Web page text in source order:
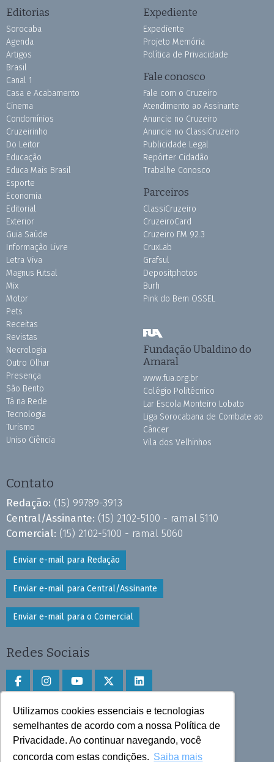
Utilizamos cookies essenciais e tecnologias
semelhantes de acordo com a nossa Política de
Privacidade. Ao continuar navegando, você
concorda com estas condições. Saiba mais
Editorias
Sorocaba
Agenda
Artigos
Brasil
Canal 1
Casa e Acabamento
Cinema
Condomínios
Cruzeirinho
Do Leitor
Educação
Educa Mais Brasil
Esporte
Economia
Editorial
Exterior
Guia Saúde
Informação Livre
Letra Viva
Magnus Futsal
Mix
Motor
Pets
Receitas
Revistas
Necrologia
Outro Olhar
Presença
São Bento
Tá na Rede
Tecnologia
Turismo
Uniso Ciência
Expediente
Expediente
Projeto Memória
Política de Privacidade
Fale conosco
Fale com o Cruzeiro
Atendimento ao Assinante
Anuncie no Cruzeiro
Anuncie no ClassiCruzeiro
Publicidade Legal
Repórter Cidadão
Trabalhe Conosco
Parceiros
ClassiCruzeiro
CruzeiroCard
Cruzeiro FM 92.3
CruxLab
Grafsul
Depositphotos
Burh
Pink do Bem OSSEL
Fundação Ubaldino do
Amaral
www.fua.org.br
Colégio Politécnico
Lar Escola Monteiro Lobato
Liga Sorocabana de Combate ao
Câncer
Vila dos Velhinhos
Contato
Redação: (15) 99789-3913
Central/Assinante: (15) 2102-5100 - ramal 5110
Comercial: (15) 2102-5100 - ramal 5060
Enviar e-mail para Redação
Enviar e-mail para Central/Assinante
Enviar e-mail para o Comercial
Redes Sociais
Faça download do aplicativo
Play Store e App Store